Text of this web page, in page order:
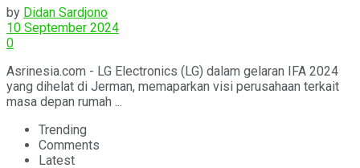
by Didan Sardjono
10 September 2024
0
Asrinesia.com - LG Electronics (LG) dalam gelaran IFA 2024
yang dihelat di Jerman, memaparkan visi perusahaan terkait
masa depan rumah ...
Trending
Comments
Latest